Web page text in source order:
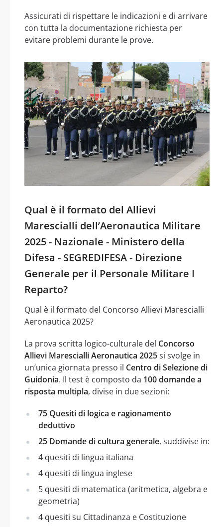
Assicurati di rispettare le indicazioni e di arrivare
con tutta la documentazione richiesta per
evitare problemi durante le prove.
Qual è il formato del Allievi
Marescialli dell’Aeronautica Militare
2025 - Nazionale - Ministero della
Difesa - SEGREDIFESA - Direzione
Generale per il Personale Militare I
Reparto?
Qual è il formato del Concorso Allievi Marescialli
Aeronautica 2025?
La prova scritta logico-culturale del Concorso
Allievi Marescialli Aeronautica 2025si svolge in
un’unica giornata presso il Centro di Selezione di
Guidonia. Il test è composto da 100 domande a
risposta multipla, divise in due sezioni:
75 Quesiti di logica e ragionamento
deduttivo
25 Domande di cultura generale, suddivise in:
4 quesiti di lingua italiana
4 quesiti di lingua inglese
5 quesiti di matematica (aritmetica, algebra e
geometria)
4 quesiti su Cittadinanza e Costituzione